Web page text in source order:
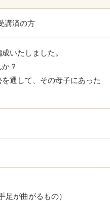
講済の方
いたしました。
？
通して、その母子にあった
が曲がるもの）